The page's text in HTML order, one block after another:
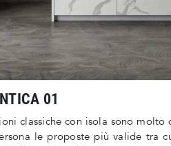
01
classiche con isola sono
le proposte più valide tra